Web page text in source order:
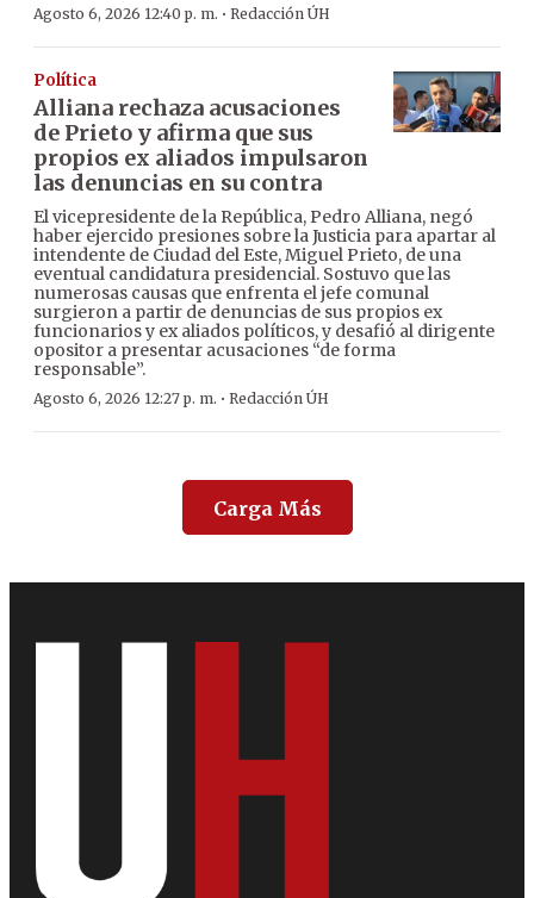
Agosto 6, 2026 12:40 p. m. · Redacción ÚH
Política
Alliana rechaza acusaciones
de Prieto y afirma que sus
propios ex aliados impulsaron
las denuncias en su contra
El vicepresidente de la República, Pedro Alliana, negó
haber ejercido presiones sobre la Justicia para apartar al
intendente de Ciudad del Este, Miguel Prieto, de una
eventual candidatura presidencial. Sostuvo que las
numerosas causas que enfrenta el jefe comunal
surgieron a partir de denuncias de sus propios ex
funcionarios y ex aliados políticos, y desafió al dirigente
opositor a presentar acusaciones “de forma
responsable”.
Agosto 6, 2026 12:27 p. m. · Redacción ÚH
Carga Más